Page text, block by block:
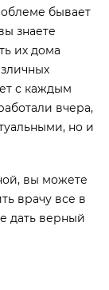
бывает
знаете
их дома
с каждым
вчера,
но и
вы можете
врачу все в
дать верный